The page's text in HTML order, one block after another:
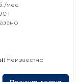
мес.
Неизвестно